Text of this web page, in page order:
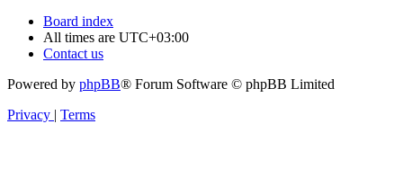
Board index
All times are UTC+03:00
Contact us
Powered by phpBB® Forum Software © phpBB Limited
Privacy | Terms